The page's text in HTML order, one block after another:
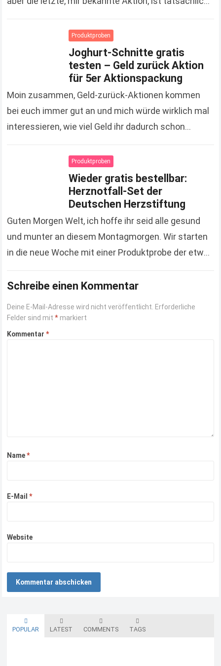
Produktproben
Joghurt-Schnitte gratis
testen – Geld zurück Aktion
für 5er Aktionspackung
Moin zusammen, Geld-zurück-Aktionen kommen
bei euch immer gut an und mich würde wirklich mal
interessieren, wie viel Geld ihr dadurch schon
Unsummen, die…Read more
Produktproben
Wieder gratis bestellbar:
Herznotfall-Set der
Deutschen Herzstiftung
Guten Morgen Welt, ich hoffe ihr seid alle gesund
und munter an diesem Montagmorgen. Wir starten
in die neue Woche mit einer Produktprobe der etwas
Schreibe einen Kommentar
Deine E-Mail-Adresse wird nicht veröffentlicht. Erforderliche
Felder sind mit* markiert
Kommentar*
Name*
E-Mail*
Website
POPULAR LATEST COMMENTS TAGS